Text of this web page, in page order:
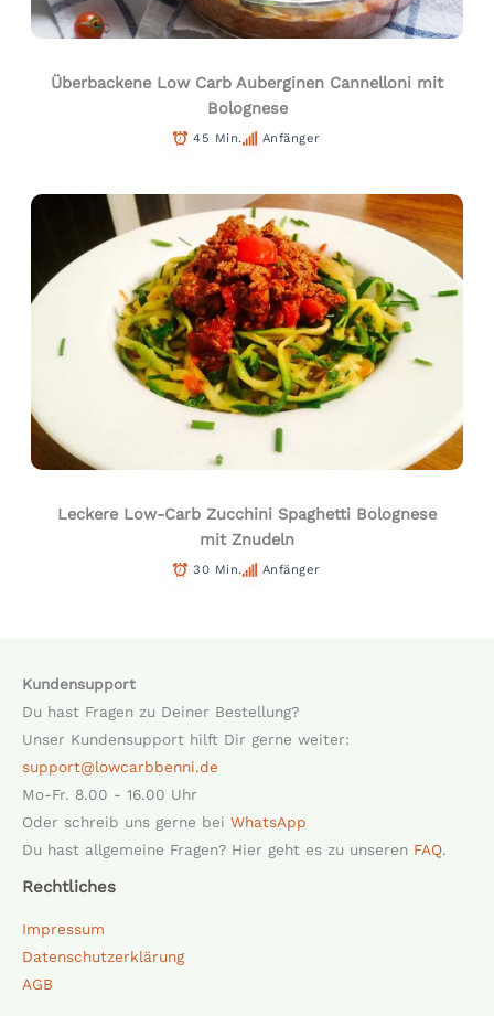
Überbackene Low Carb Auberginen Cannelloni mit
Bolognese
45 Min. Anfänger
Leckere Low-Carb Zucchini Spaghetti Bolognese
mit Znudeln
30 Min. Anfänger
Kundensupport
Du hast Fragen zu Deiner Bestellung?
Unser Kundensupport hilft Dir gerne weiter:
support@lowcarbbenni.de
Mo-Fr. 8.00 - 16.00 Uhr
Oder schreib uns gerne bei WhatsApp
Du hast allgemeine Fragen? Hier geht es zu unseren FAQ.
Rechtliches
Impressum
Datenschutzerklärung
AGB